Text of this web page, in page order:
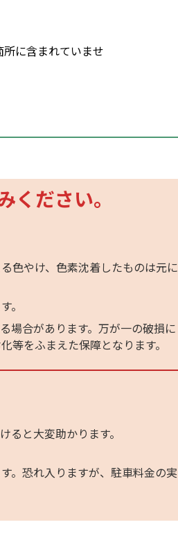
に含まれていませ
ください。
色やけ、色素沈着したものは元に
。
場合があります。万が一の破損に
等をふまえた保障となります。
ると大変助かります。
。恐れ入りますが、駐車料金の実